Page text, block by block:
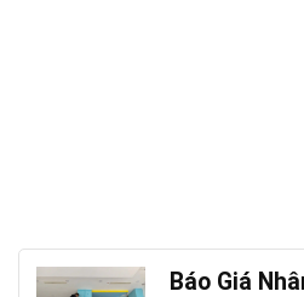
Báo Giá